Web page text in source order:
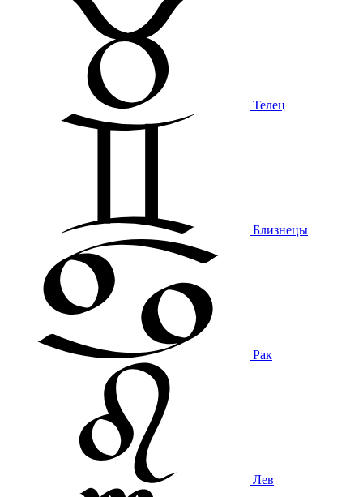
Телец
Близнецы
Рак
Лев